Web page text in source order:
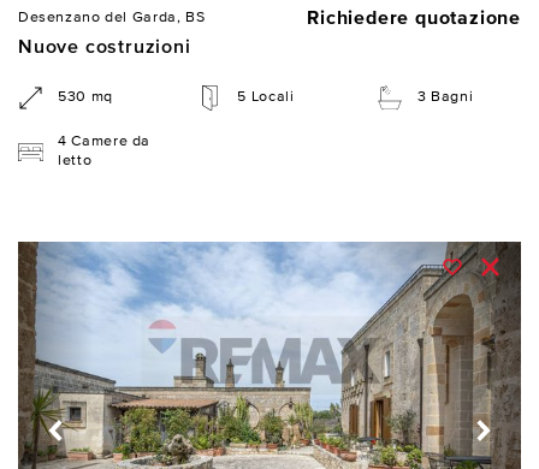
Desenzano del Garda, BS
Richiedere quotazione
Nuove costruzioni
530 mq 5 Locali 3 Bagni
4 Camere da
letto